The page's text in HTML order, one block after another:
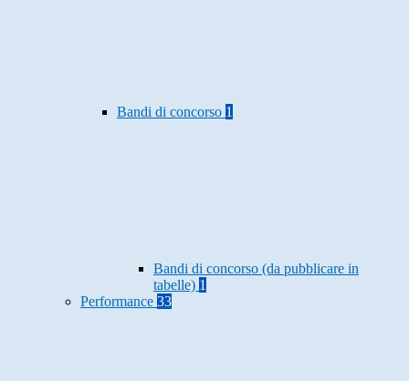
Bandi di concorso 1
Bandi di concorso (da pubblicare in
tabelle) 1
Performance 33